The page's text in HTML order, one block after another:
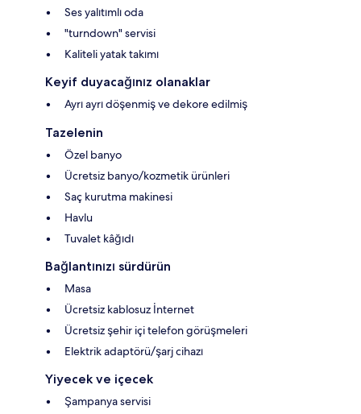
Ses yalıtımlı oda
"turndown" servisi
Kaliteli yatak takımı
Keyif duyacağınız olanaklar
Ayrı ayrı döşenmiş ve dekore edilmiş
Tazelenin
Özel banyo
Ücretsiz banyo/kozmetik ürünleri
Saç kurutma makinesi
Havlu
Tuvalet kâğıdı
Bağlantınızı sürdürün
Masa
Ücretsiz kablosuz İnternet
Ücretsiz şehir içi telefon görüşmeleri
Elektrik adaptörü/şarj cihazı
Yiyecek ve içecek
Şampanya servisi